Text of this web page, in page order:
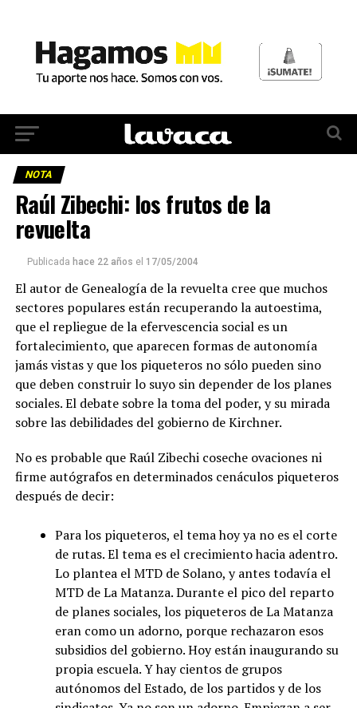
NOTA
Raúl Zibechi: los frutos de la
revuelta
Publicada hace 22 años el 17/05/2004
El autor de Genealogía de la revuelta cree que muchos
sectores populares están recuperando la autoestima,
que el repliegue de la efervescencia social es un
fortalecimiento, que aparecen formas de autonomía
jamás vistas y que los piqueteros no sólo pueden sino
que deben construir lo suyo sin depender de los planes
sociales. El debate sobre la toma del poder, y su mirada
sobre las debilidades del gobierno de Kirchner.
No es probable que Raúl Zibechi coseche ovaciones ni
firme autógrafos en determinados cenáculos piqueteros
después de decir:
Para los piqueteros, el tema hoy ya no es el corte
de rutas. El tema es el crecimiento hacia adentro.
Lo plantea el MTD de Solano, y antes todavía el
MTD de La Matanza. Durante el pico del reparto
de planes sociales, los piqueteros de La Matanza
eran como un adorno, porque rechazaron esos
subsidios del gobierno. Hoy están inaugurando su
propia escuela. Y hay cientos de grupos
autónomos del Estado, de los partidos y de los